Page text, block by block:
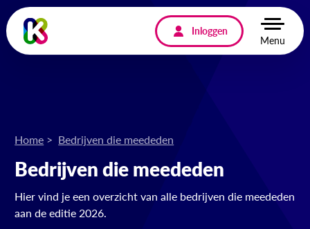
Inloggen
Menu
Home Bedrijven die meededen
Bedrijven die meededen
Hier vind je een overzicht van alle bedrijven die meededen
aan de editie 2026.